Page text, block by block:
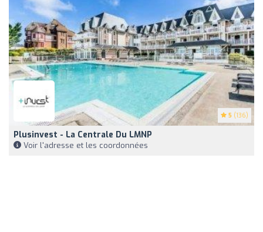
5 (136)
Plusinvest - La Centrale Du LMNP
Voir l'adresse et les coordonnées